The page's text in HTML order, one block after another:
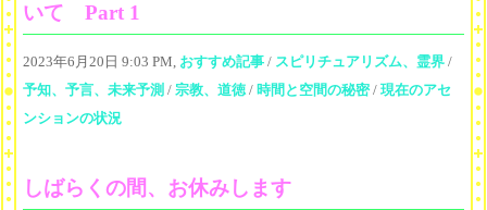
いて Part 1
2023年6月20日 9:03 PM, おすすめ記事 / スピリチュアリズム、霊界 /
予知、予言、未来予測 / 宗教、道徳/ 時間と空間の秘密/ 現在のアセ
ンションの状況
しばらくの間、お休みします